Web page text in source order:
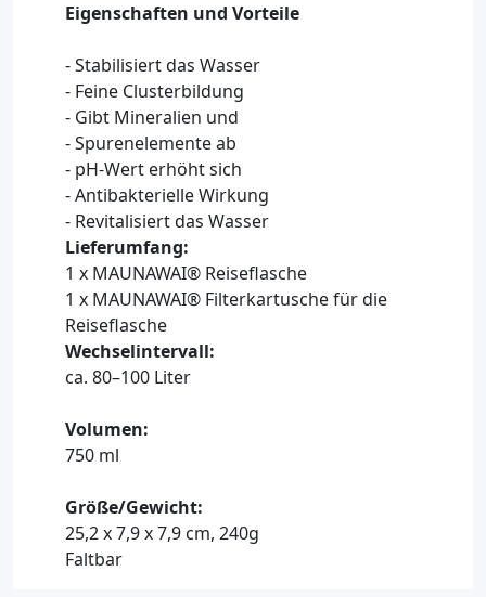
Eigenschaften und Vorteile
- Stabilisiert das Wasser
- Feine Clusterbildung
- Gibt Mineralien und
- Spurenelemente ab
- pH-Wert erhöht sich
- Antibakterielle Wirkung
- Revitalisiert das Wasser
Lieferumfang:
1 x MAUNAWAI® Reiseflasche
1 x MAUNAWAI® Filterkartusche für die
Reiseflasche
Wechselintervall:
ca. 80–100 Liter
Volumen:
750 ml
Größe/Gewicht:
25,2 x 7,9 x 7,9 cm, 240g
Faltbar